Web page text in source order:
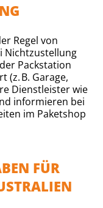
Regel von
Nichtzustellung
Packstation
(z. B. Garage,
Dienstleister wie
informieren bei
im Paketshop
FÜR